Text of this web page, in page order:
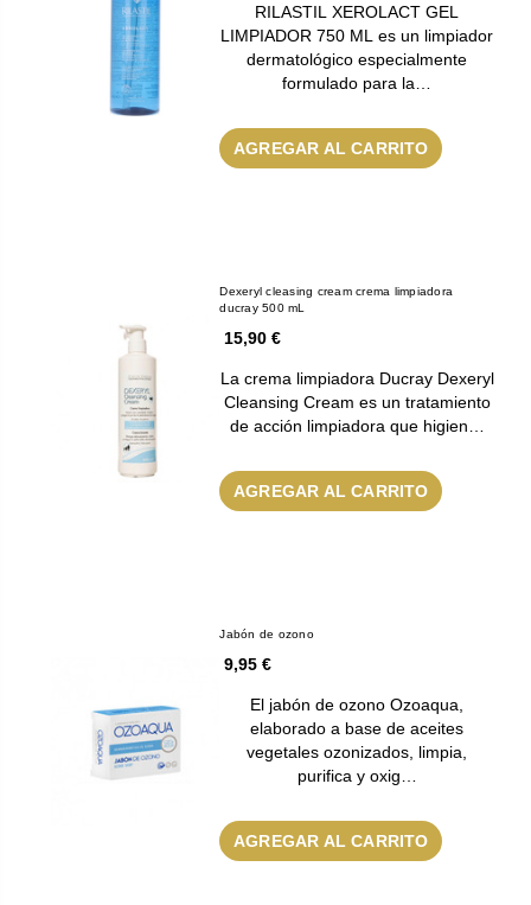
RILASTIL XEROLACT GEL
LIMPIADOR 750 ML es un limpiador
dermatológico especialmente
formulado para la…
AGREGAR AL CARRITO
Dexeryl cleasing cream crema limpiadora
ducray 500 mL
15,90 €
La crema limpiadora Ducray Dexeryl
Cleansing Cream es un tratamiento
de acción limpiadora que higien…
AGREGAR AL CARRITO
Jabón de ozono
9,95 €
El jabón de ozono Ozoaqua,
elaborado a base de aceites
vegetales ozonizados, limpia,
purifica y oxig…
AGREGAR AL CARRITO